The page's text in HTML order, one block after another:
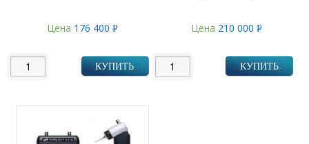
Цена 176 400 Р
КУПИТЬ
Цена 210 000Р
КУПИТЬ